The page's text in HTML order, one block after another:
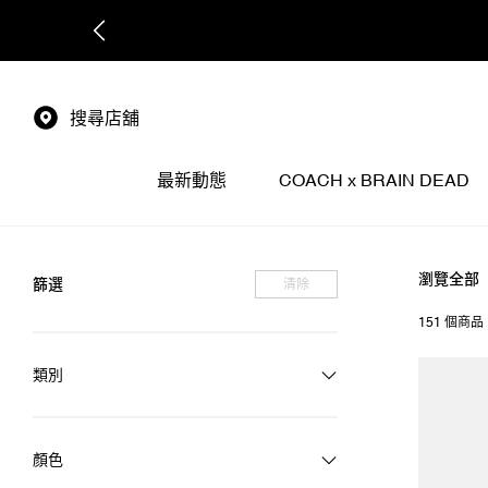
搜尋店舖
最新動態 COACH x BRAIN DEAD
篩選 清除
類別
顏色
瀏覽全部
151 個商品